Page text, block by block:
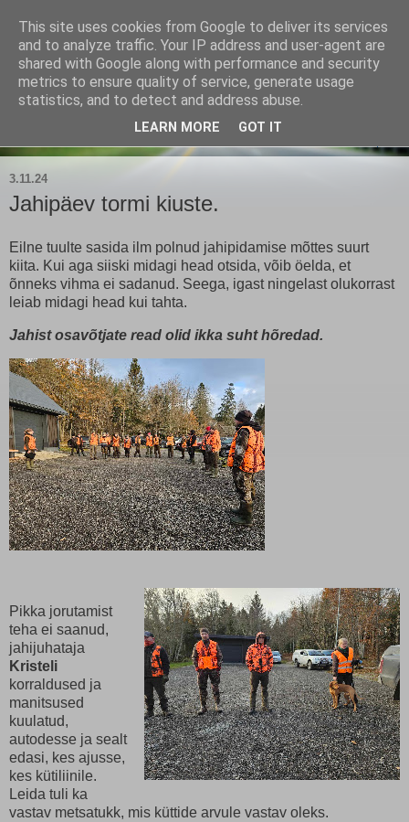
Kärla Jahimeeste Selts
Blogi Saaremaa keskpaiga jahimeeste tegemistest
3.11.24
Jahipäev tormi kiuste.
Eilne tuulte sasida ilm polnud jahipidamise mõttes suurt
kiita. Kui aga siiski midagi head otsida, võib öelda, et
õnneks vihma ei sadanud. Seega, igast ningelast olukorrast
leiab midagi head kui tahta.
Jahist osavõtjate read olid ikka suht hõredad.
Pikka jorutamist
teha ei saanud,
jahijuhataja
Kristeli
korraldused ja
manitsused
kuulatud,
autodesse ja sealt
edasi, kes ajusse,
kes kütiliinile.
Leida tuli ka
vastav metsatukk, mis küttide arvule vastav oleks.
This site uses cookies from Google to deliver its services
and to analyze traffic. Your IP address and user-agent are
shared with Google along with performance and security
metrics to ensure quality of service, generate usage
statistics, and to detect and address abuse.
LEARN MORE GOT IT